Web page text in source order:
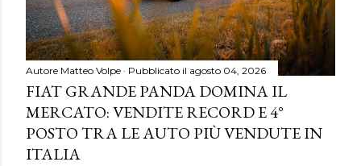
Autore Matteo Volpe Pubblicato il agosto 04, 2026
FIAT GRANDE PANDA DOMINA IL
MERCATO: VENDITE RECORD E 4°
POSTO TRA LE AUTO PIÙ VENDUTE IN
ITALIA